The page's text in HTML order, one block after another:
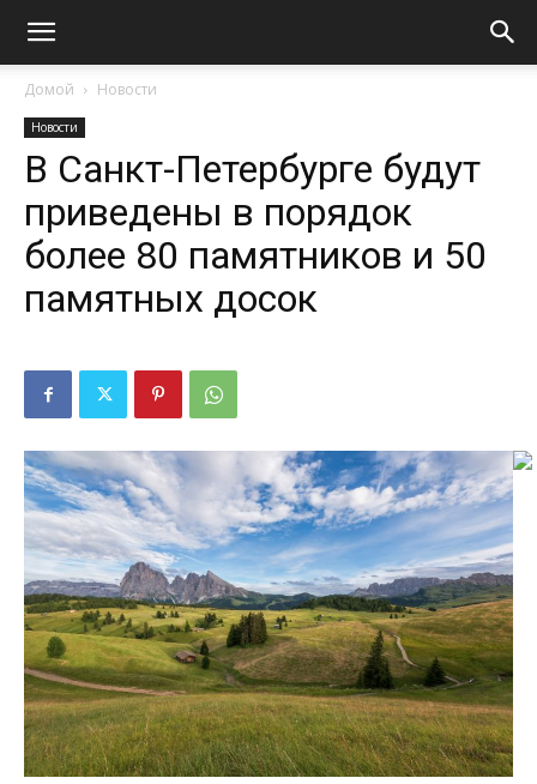
Домой Новости
Новости
В Санкт-Петербурге будут
приведены в порядок
более 80 памятников и 50
памятных досок